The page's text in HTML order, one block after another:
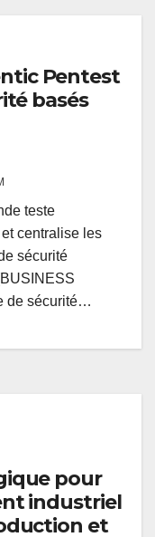
Pentest
basés
teste
centralise les
sécurité
de sécurité…
pour
industriel
et